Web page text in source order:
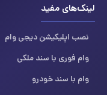
لینک‌های مفید
نصب اپلیکیشن دیجی وام
وام فوری با سند ملکی
وام با سند خودرو